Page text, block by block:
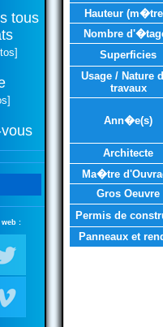
tous
:
Hauteur
Nombre
Superficies
Usage / Nature
travaux
Ann�e(s)
Architecte
Ma�tre
Gros Oeuvre
Permis de
Panneaux et